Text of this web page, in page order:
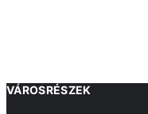
VÁROSRÉSZEK